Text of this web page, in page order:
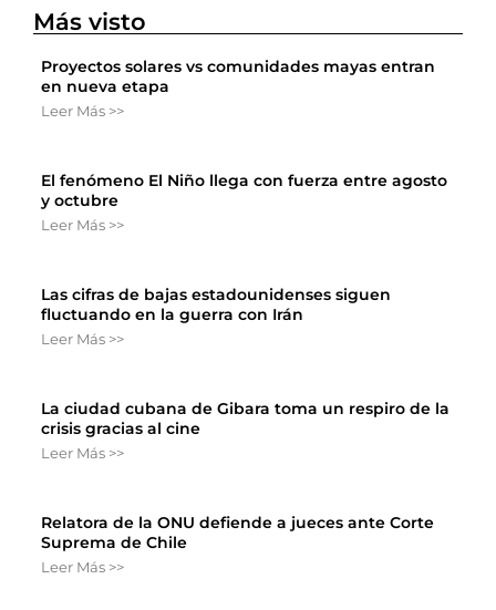
Más visto
Proyectos solares vs comunidades mayas entran
en nueva etapa
Leer Más >>
El fenómeno El Niño llega con fuerza entre agosto
y octubre
Leer Más >>
Las cifras de bajas estadounidenses siguen
fluctuando en la guerra con Irán
Leer Más >>
La ciudad cubana de Gibara toma un respiro de la
crisis gracias al cine
Leer Más >>
Relatora de la ONU defiende a jueces ante Corte
Suprema de Chile
Leer Más >>